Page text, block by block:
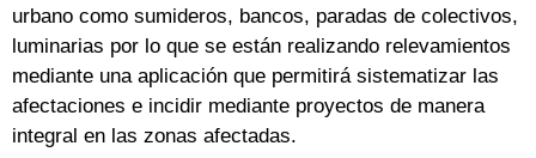
urbano como sumideros, bancos, paradas de colectivos,
luminarias por lo que se están realizando relevamientos
mediante una aplicación que permitirá sistematizar las
afectaciones e incidir mediante proyectos de manera
integral en las zonas afectadas.